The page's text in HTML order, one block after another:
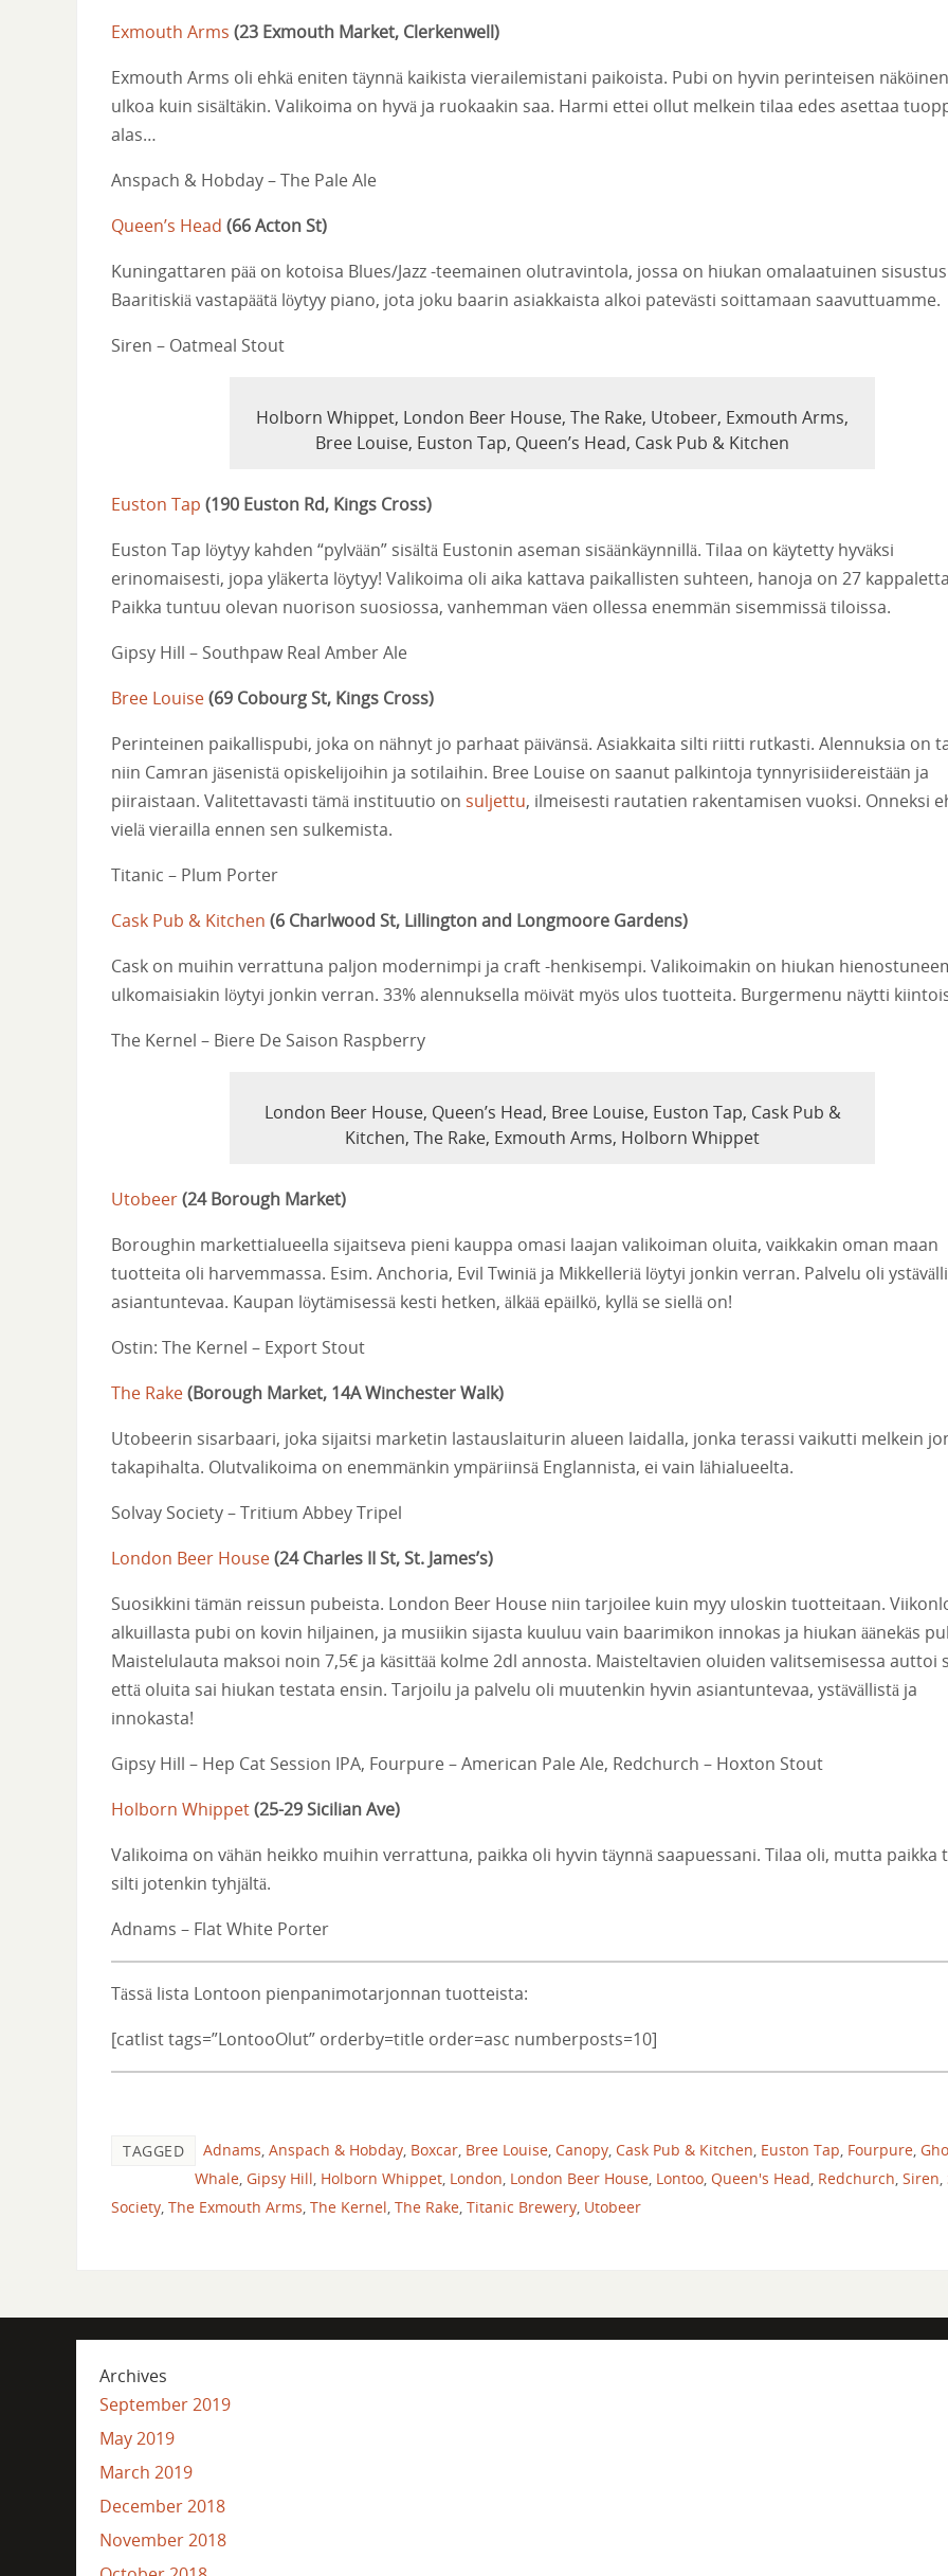
Exmouth Arms (23 Exmouth Market, Clerkenwell)
Exmouth Arms oli ehkä eniten täynnä kaikista vierailemistani paikoista. Pubi on hyvin perinteisen
ulkoa kuin sisältäkin. Valikoima on hyvä ja ruokaakin saa. Harmi ettei ollut melkein tilaa edes asettaa
alas…
Anspach & Hobday – The Pale Ale
Queen’s Head (66 Acton St)
Kuningattaren pää on kotoisa Blues/Jazz -teemainen olutravintola, jossa on hiukan omalaatuinen
Baaritiskiä vastapäätä löytyy piano, jota joku baarin asiakkaista alkoi patevästi soittamaan saavuttuamme.
Siren – Oatmeal Stout
Holborn Whippet, London Beer House, The Rake, Utobeer, Exmouth Arms,
Bree Louise, Euston Tap, Queen’s Head, Cask Pub & Kitchen
Euston Tap (190 Euston Rd, Kings Cross)
Euston Tap löytyy kahden “pylvään” sisältä Eustonin aseman sisäänkäynnillä. Tilaa on käytetty hyväksi
erinomaisesti, jopa yläkerta löytyy! Valikoima oli aika kattava paikallisten suhteen, hanoja on 27
Paikka tuntuu olevan nuorison suosiossa, vanhemman väen ollessa enemmän sisemmissä tiloissa.
Gipsy Hill – Southpaw Real Amber Ale
Bree Louise(69 Cobourg St, Kings Cross)
Perinteinen paikallispubi, joka on nähnyt jo parhaat päivänsä. Asiakkaita silti riitti rutkasti. Alennuksia on
niin Camran jäsenistä opiskelijoihin ja sotilaihin. Bree Louise on saanut palkintoja tynnyrisiidereistään ja
piiraistaan. Valitettavasti tämä instituutio on suljettu, ilmeisesti rautatien rakentamisen vuoksi. Onneksi
vielä vierailla ennen sen sulkemista.
Titanic – Plum Porter
Cask Pub & Kitchen (6 Charlwood St, Lillington and Longmoore Gardens)
Cask on muihin verrattuna paljon modernimpi ja craft -henkisempi. Valikoimakin on hiukan
ulkomaisiakin löytyi jonkin verran. 33% alennuksella möivät myös ulos tuotteita. Burgermenu näytti
The Kernel – Biere De Saison Raspberry
London Beer House, Queen’s Head, Bree Louise, Euston Tap, Cask Pub &
Kitchen, The Rake, Exmouth Arms, Holborn Whippet
Utobeer(24 Borough Market)
Boroughin markettialueella sijaitseva pieni kauppa omasi laajan valikoiman oluita, vaikkakin oman maan
tuotteita oli harvemmassa. Esim. Anchoria, Evil Twiniä ja Mikkelleriä löytyi jonkin verran. Palvelu oli
asiantuntevaa. Kaupan löytämisessä kesti hetken, älkää epäilkö, kyllä se siellä on!
Ostin: The Kernel – Export Stout
The Rake(Borough Market, 14A Winchester Walk)
Utobeerin sisarbaari, joka sijaitsi marketin lastauslaiturin alueen laidalla, jonka terassi vaikutti melkein
takapihalta. Olutvalikoima on enemmänkin ympäriinsä Englannista, ei vain lähialueelta.
Solvay Society – Tritium Abbey Tripel
London Beer House(24 Charles II St, St. James’s)
Suosikkini tämän reissun pubeista. London Beer House niin tarjoilee kuin myy uloskin tuotteitaan.
alkuillasta pubi on kovin hiljainen, ja musiikin sijasta kuuluu vain baarimikon innokas ja hiukan äänekäs
Maistelulauta maksoi noin 7,5€ ja käsittää kolme 2dl annosta. Maisteltavien oluiden valitsemisessa auttoi
että oluita sai hiukan testata ensin. Tarjoilu ja palvelu oli muutenkin hyvin asiantuntevaa, ystävällistä ja
innokasta!
Gipsy Hill – Hep Cat Session IPA, Fourpure – American Pale Ale, Redchurch – Hoxton Stout
Holborn Whippet(25-29 Sicilian Ave)
Valikoima on vähän heikko muihin verrattuna, paikka oli hyvin täynnä saapuessani. Tilaa oli, mutta paikka
silti jotenkin tyhjältä.
Adnams – Flat White Porter
Tässä lista Lontoon pienpanimotarjonnan tuotteista:
[catlist tags=”LontooOlut” orderby=title order=asc numberposts=10]
TAGGED Adnams, Anspach & Hobday, Boxcar, Bree Louise, Canopy, Cask Pub & Kitchen, Euston Tap, Fourpure,
Whale, Gipsy Hill, Holborn Whippet, London, London Beer House, Lontoo, Queen's Head, Redchurch, Siren,
Society, The Exmouth Arms, The Kernel, The Rake, Titanic Brewery, Utobeer
Archives
September 2019
May 2019
March 2019
December 2018
November 2018